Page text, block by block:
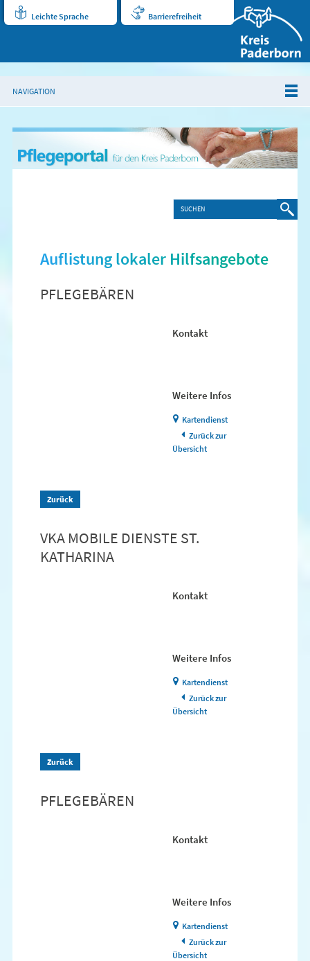
Leichte Sprache Barrierefreiheit
NAVIGATION
Auflistung lokaler Hilfsangebote
PFLEGEBÄREN
Kontakt
Weitere Infos
Kartendienst
Zurück zur
Übersicht
Zurück
VKA MOBILE DIENSTE ST.
KATHARINA
Kontakt
Weitere Infos
Kartendienst
Zurück zur
Übersicht
Zurück
PFLEGEBÄREN
Kontakt
Weitere Infos
Kartendienst
Zurück zur
Übersicht